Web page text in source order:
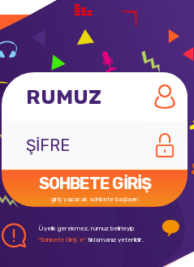
SOHBETE GİRİŞ
giriş yaparak sohbete başlayın
Üyelik gerekmez, rumuz belirleyip
"Sohbete Giriş`e" tıklamanız yeterlidir.